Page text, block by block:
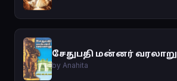
சேதுபதி மன்னர் வரலாறு
by Anahita